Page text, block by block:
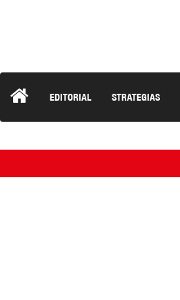
EDITORIAL STRATEGIAS